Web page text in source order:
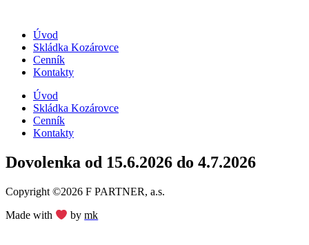
obsah
Úvod
Skládka Kozárovce
Cenník
Kontakty
Úvod
Skládka Kozárovce
Cenník
Kontakty
Dovolenka od 15.6.2026 do 4.7.2026
Copyright ©2026 F PARTNER, a.s.
Made with bymk